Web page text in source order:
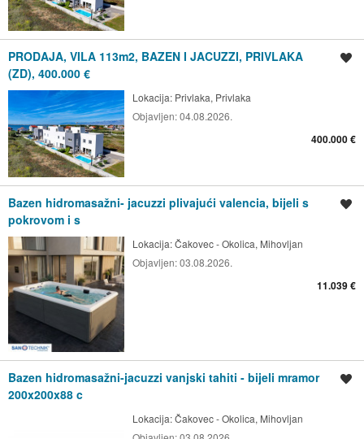
PRODAJA, VILA 113m2, BAZEN I JACUZZI, PRIVLAKA
(ZD), 400.000 €
Lokacija: Privlaka, Privlaka
Objavljen:04.08.2026.
400.000 €
Bazen hidromasažni- jacuzzi plivajući valencia, bijeli s
pokrovom i s
Lokacija:Čakovec - Okolica, Mihovljan
Objavljen:03.08.2026.
11.039 €
Bazen hidromasažni-jacuzzi vanjski tahiti - bijeli mramor
200x200x88 c
Lokacija:Čakovec - Okolica, Mihovljan